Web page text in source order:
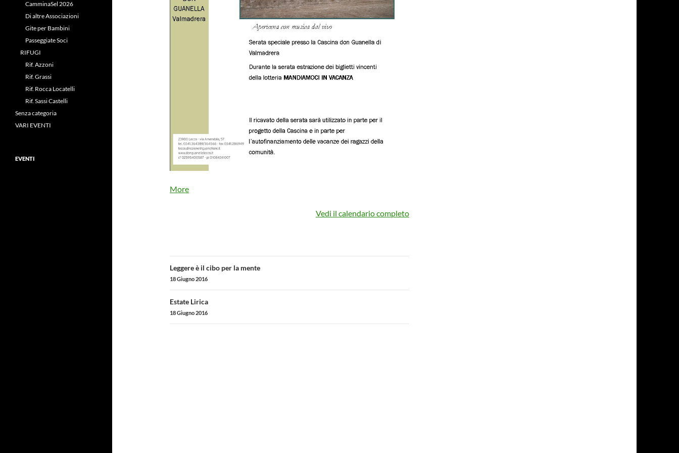
Moreabout
Vedi il calendario completo
Navigazione
articolo
Leggere è il cibo per la mente
18 Giugno 2016
Estate Lirica
18 Giugno 2016
CamminaSel 2026
Di altre Associazioni
Gite per Bambini
Passeggiate Soci
RIFUGI
Rif. Azzoni
Rif. Grassi
Rif. Rocca Locatelli
Rif. Sassi Castelli
Senza categoria
VARI EVENTI
EVENTI